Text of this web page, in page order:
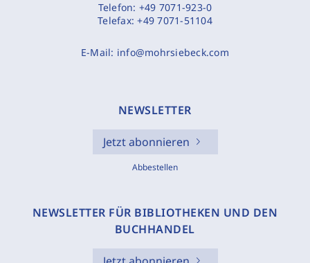
Telefon: +49 7071-923-0
Telefax:+49 7071-51104
E-Mail: info@mohrsiebeck.com
NEWSLETTER
Jetzt abonnieren
Abbestellen
NEWSLETTER FÜR BIBLIOTHEKEN UND DEN
BUCHHANDEL